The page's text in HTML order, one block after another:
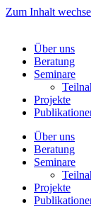
Zum Inhalt
Über uns
Beratung
Seminare
Projekte
Über uns
Beratung
Seminare
Projekte